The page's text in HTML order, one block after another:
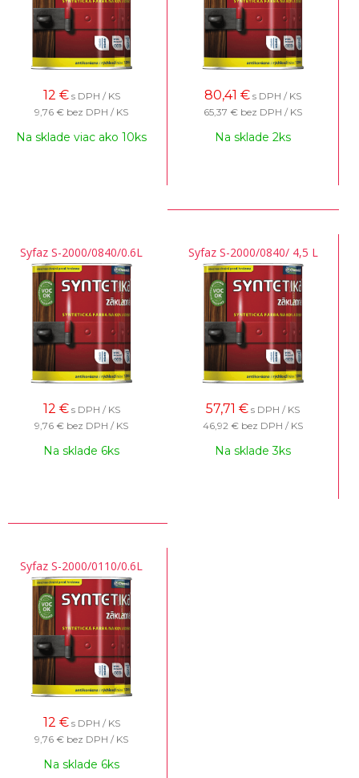
12 € s DPH / KS
9,76 € bez DPH / KS
Na sklade viac ako 10ks
80,41 € s DPH / KS
65,37 € bez DPH / KS
Na sklade 2ks
Syfaz S-2000/0840/0.6L
12 € s DPH / KS
9,76 € bez DPH / KS
Na sklade 6ks
Syfaz S-2000/0840/ 4,5 L
57,71 € s DPH / KS
46,92 € bez DPH / KS
Na sklade 3ks
Syfaz S-2000/0110/0.6L
12 € s DPH / KS
9,76 € bez DPH / KS
Na sklade 6ks